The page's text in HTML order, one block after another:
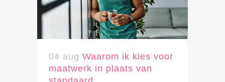
04 aug Waarom ik kies voor
maatwerk in plaats van